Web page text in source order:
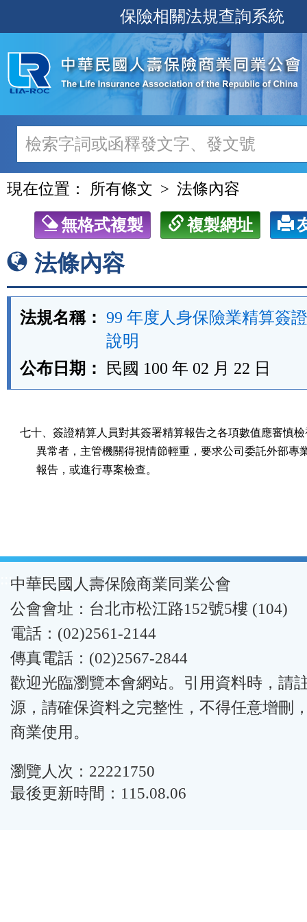
至
主
內
容
保險相關法規查詢系統
現在位置： 所有條文 法條內容
無格式複製 複製網址
法條內容
法規名稱： 99 年度人身保險業精算簽
說明
公布日期：
民國 100 年 02 月 22 日
七十、簽證精算人員對其簽署精算報告之各項數值應審慎
異常者，主管機關得視情節輕重，要求公司委託外部專
      報告，或進行專案檢查。
:::中華民國人壽保險商業同業公會
公會會址：台北市松江路152號5樓 (104)
電話：(02)2561-2144
傳真電話：(02)2567-2844
歡迎光臨瀏覽本會網站。引用資料時，請
源，請確保資料之完整性，不得任意增刪
商業使用。
瀏覽人次：22221750
最後更新時間：115.08.06